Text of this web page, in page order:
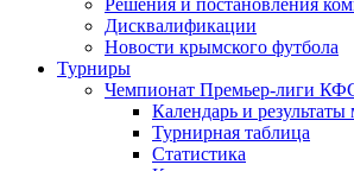
Решения и постановления
Дисквалификации
Новости крымского футбола
Турниры
Чемпионат Премьер-лиги
Календарь и результаты
Турнирная таблица
Статистика